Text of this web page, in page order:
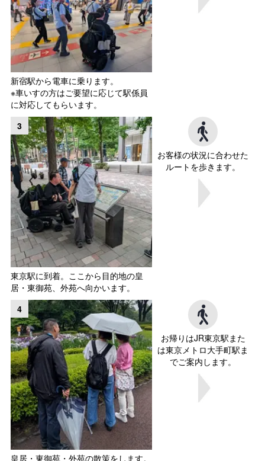
新宿駅から電車に乗ります。
※車いすの方はご要望に応じて駅係員
に対応してもらいます。
3
東京駅に到着。ここから目的地の皇
居・東御苑、外苑へ向かいます。
お客様の状況に合わせた
ルートを歩きます。
4
皇居・東御苑・外苑の散策をします。
お帰りはJR東京駅また
は東京メトロ大手町駅ま
でご案内します。